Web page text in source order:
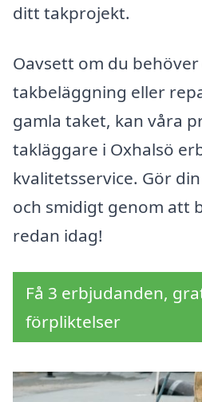
ditt takprojekt.
Oavsett om du
takbeläggning eller
gamla taket, kan våra
takläggare i Oxhalsö
kvalitetsservice. Gör
och smidigt genom att
redan idag!
Få 3 erbjudanden,
förpliktelser